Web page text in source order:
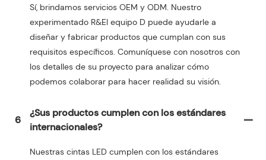
Sí, brindamos servicios OEM y ODM. Nuestro
experimentado R&El equipo D puede ayudarle a
diseñar y fabricar productos que cumplan con sus
requisitos específicos. Comuníquese con nosotros con
los detalles de su proyecto para analizar cómo
podemos colaborar para hacer realidad su visión.
6
¿Sus productos cumplen con los estándares
internacionales?
Nuestras cintas LED cumplen con los estándares